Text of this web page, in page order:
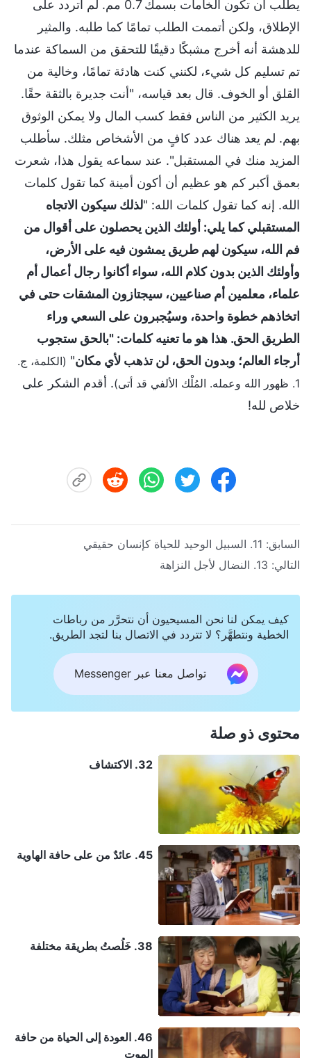
يطلب أن تكون الخامات بسمك 0.7 مم. لم أتردد على
الإطلاق، ولكن أتممت الطلب تمامًا كما طلبه. والمثير
للدهشة أنه أخرج مشبكًا دقيقًا للتحقق من السماكة عندما
تم تسليم كل شيء، لكنني كنت هادئة تمامًا، وخالية من
القلق أو الخوف. قال بعد قياسه، "أنت جديرة بالثقة حقًا.
يريد الكثير من الناس فقط كسب المال ولا يمكن الوثوق
بهم. لم يعد هناك عدد كافٍ من الأشخاص مثلك. سأطلب
المزيد منك في المستقبل". عند سماعه يقول هذا، شعرت
بعمق أكبر كم هو عظيم أن أكون أمينة كما تقول كلمات
الله. إنه كما تقول كلمات الله: "لذلك سيكون الاتجاه
المستقبلي كما يلي: أولئك الذين يحصلون على أقوال من
فم الله، سيكون لهم طريق يمشون فيه على الأرض،
وأولئك الذين بدون كلام الله، سواء أكانوا رجال أعمال أم
علماء، معلمين أم صناعيين، سيجتازون المشقات حتى في
اتخاذهم خطوة واحدة، وسيُجبرون على السعي وراء
الطريق الحق. هذا هو ما تعنيه كلمات: "بالحق ستجوب
أرجاء العالم؛ وبدون الحق، لن تذهب لأي مكان" (الكلمة، ج.
1. ظهور الله وعمله. المُلْك الألفي قد أتى)
. أقدم الشكر على
خلاص لله!
السابق: 11. السبيل الوحيد للحياة كإنسان حقيقي
التالي: 13. النضال لأجل النزاهة
كيف يمكن لنا نحن المسيحيون أن نتحرَّر من رباطات
الخطية ونتطهَّر؟ لا تتردد في الاتصال بنا لتجد الطريق.
تواصل معنا عبر Messenger
محتوى ذو صلة
32. الاكتشاف
45. عائدٌ من على حافة الهاوية
38. خَلُصتُ بطريقة مختلفة
46. العودة إلى الحياة من حافة
الموت